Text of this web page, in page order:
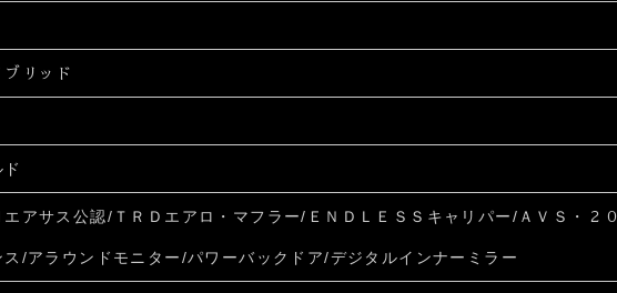
リッド
エアサス公認/ ＴＲＤエアロ・マフラー/ ＥＮＤＬＥＳＳキャリパー/ＡＶＳ・ ２
ス/アラウンドモニター/パワーバックドア/デジタルインナーミラー